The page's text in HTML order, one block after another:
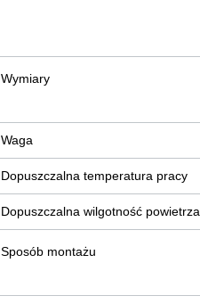
Wymiary
Waga
Dopuszczalna temperatura pracy
Dopuszczalna wilgotność powietrza
Sposób montażu